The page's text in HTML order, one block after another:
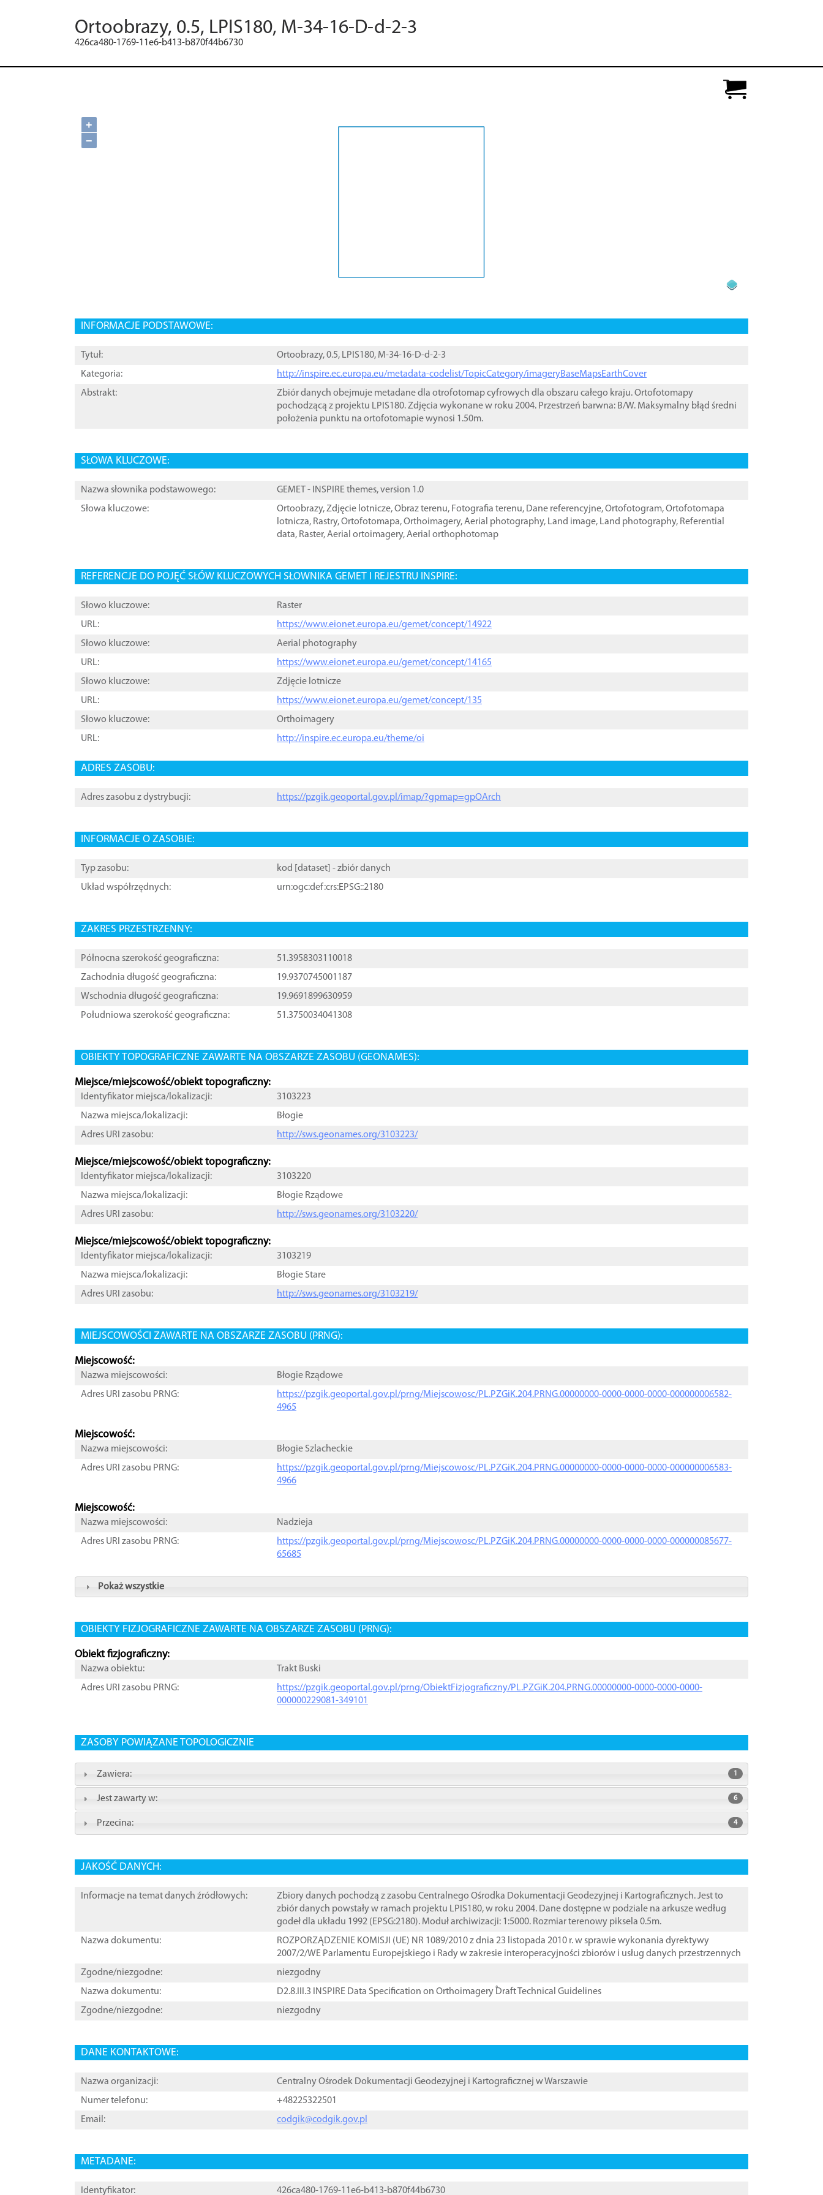
Ortoobrazy, 0.5, LPIS180, M-34-16-D-d-2-3
426ca480-1769-11e6-b413-b870f44b6730
+
−
INFORMACJE PODSTAWOWE:
Tytuł:
Ortoobrazy, 0.5, LPIS180, M-34-16-D-d-2-3
Kategoria:
http://inspire.ec.europa.eu/metadata-codelist/TopicCategory/imageryBaseMapsEarthCover
Abstrakt:
Zbiór danych obejmuje metadane dla otrofotomap cyfrowych dla obszaru całego kraju. Ortofotomapy
pochodzącą z projektu LPIS180. Zdjęcia wykonane w roku 2004. Przestrzeń barwna: B/W. Maksymalny błąd średni
położenia punktu na ortofotomapie wynosi 1.50m.
SŁOWA KLUCZOWE:
Nazwa słownika podstawowego:
GEMET - INSPIRE themes, version 1.0
Słowa kluczowe:
Ortoobrazy,Zdjęcie lotnicze,Obraz terenu, Fotografia terenu, Dane referencyjne,Ortofotogram,Ortofotomapa
lotnicza, Rastry,Ortofotomapa,Orthoimagery,Aerial photography, Land image, Land photography, Referential
data, Raster,Aerial ortoimagery,Aerial orthophotomap
REFERENCJE DO POJĘĆ SŁÓW KLUCZOWYCH SŁOWNIKA GEMET I REJESTRU INSPIRE:
Słowo kluczowe:
Raster
URL:
https://www.eionet.europa.eu/gemet/concept/14922
Słowo kluczowe:
Aerial photography
URL:
https://www.eionet.europa.eu/gemet/concept/14165
Słowo kluczowe:
Zdjęcie lotnicze
URL:
https://www.eionet.europa.eu/gemet/concept/135
Słowo kluczowe:
Orthoimagery
URL:
http://inspire.ec.europa.eu/theme/oi
ADRES ZASOBU:
Adres zasobu z dystrybucji: https://pzgik.geoportal.gov.pl/imap/?gpmap=gpOArch
INFORMACJE O ZASOBIE:
Typ zasobu: kod [ dataset ] - zbiór danych
Układ współrzędnych:
urn:ogc:def:crs:EPSG::2180
ZAKRES PRZESTRZENNY:
Północna szerokość geograficzna:
51.3958303110018
Zachodnia długość geograficzna:
19.9370745001187
Wschodnia długość geograficzna:
19.9691899630959
Południowa szerokość geograficzna:
51.3750034041308
OBIEKTY TOPOGRAFICZNE ZAWARTE NA OBSZARZE ZASOBU (GEONAMES):
Miejsce/miejscowość/obiekt topograficzny:
Identyfikator miejsca/lokalizacji:
3103223
Nazwa miejsca/lokalizacji:
Błogie
Adres URI zasobu:
http://sws.geonames.org/3103223/
Miejsce/miejscowość/obiekt topograficzny:
Identyfikator miejsca/lokalizacji:
3103220
Nazwa miejsca/lokalizacji:
Błogie Rządowe
Adres URI zasobu:
http://sws.geonames.org/3103220/
Miejsce/miejscowość/obiekt topograficzny:
Identyfikator miejsca/lokalizacji:
3103219
Nazwa miejsca/lokalizacji:
Błogie Stare
Adres URI zasobu:
http://sws.geonames.org/3103219/
MIEJSCOWOŚCI ZAWARTE NA OBSZARZE ZASOBU (PRNG):
Miejscowość:
Nazwa miejscowości:
Błogie Rządowe
Adres URI zasobu PRNG:
https://pzgik.geoportal.gov.pl/prng/Miejscowosc/PL.PZGiK.204.PRNG.00000000-0000-0000-0000-000000006582-
4965
Miejscowość:
Nazwa miejscowości:
Błogie Szlacheckie
Adres URI zasobu PRNG:
https://pzgik.geoportal.gov.pl/prng/Miejscowosc/PL.PZGiK.204.PRNG.00000000-0000-0000-0000-000000006583-
4966
Miejscowość:
Nazwa miejscowości:
Nadzieja
Adres URI zasobu PRNG:
https://pzgik.geoportal.gov.pl/prng/Miejscowosc/PL.PZGiK.204.PRNG.00000000-0000-0000-0000-000000085677-
65685
Pokaż wszystkie
OBIEKTY FIZJOGRAFICZNE ZAWARTE NA OBSZARZE ZASOBU (PRNG):
Obiekt fizjograficzny:
Nazwa obiektu:
Trakt Buski
Adres URI zasobu PRNG:
https://pzgik.geoportal.gov.pl/prng/ObiektFizjograficzny/PL.PZGiK.204.PRNG.00000000-0000-0000-0000-
000000229081-349101
ZASOBY POWIĄZANE TOPOLOGICZNIE
Zawiera: 1
Jest zawarty w: 6
Przecina: 4
JAKOŚĆ DANYCH:
Informacje na temat danych źródłowych:
Zbiory danych pochodzą z zasobu Centralnego Ośrodka Dokumentacji Geodezyjnej i Kartograficznych. Jest to
zbiór danych powstały w ramach projektu LPIS180, w roku 2004. Dane dostępne w podziale na arkusze według
godeł dla układu 1992 (EPSG:2180). Moduł archiwizacji: 1:5000. Rozmiar terenowy piksela 0.5m.
Nazwa dokumentu:
ROZPORZĄDZENIE KOMISJI (UE) NR 1089/2010 z dnia 23 listopada 2010 r. w sprawie wykonania dyrektywy
2007/2/WE Parlamentu Europejskiego i Rady w zakresie interoperacyjności zbiorów i usług danych przestrzennych
Zgodne/niezgodne:
niezgodny
Nazwa dokumentu:
D2.8.III.3 INSPIRE Data Specification on Orthoimagery ֠Draft Technical Guidelines
Zgodne/niezgodne:
niezgodny
DANE KONTAKTOWE:
Nazwa organizacji:
Centralny Ośrodek Dokumentacji Geodezyjnej i Kartograficznej w Warszawie
Numer telefonu:
+48225322501
Email:
codgik@codgik.gov.pl
METADANE:
Identyfikator: 426ca480-1769-11e6-b413-b870f44b6730